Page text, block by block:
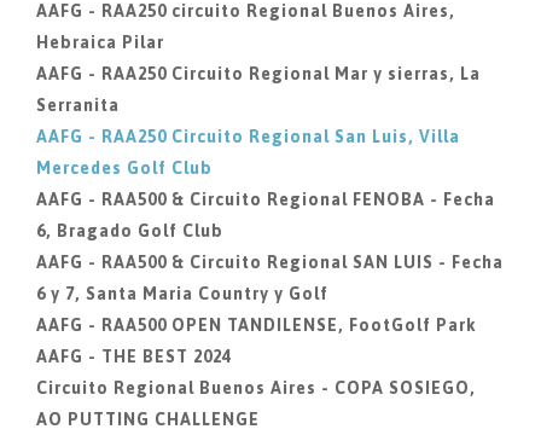
AAFG - RAA250 circuito Regional Buenos Aires,
Hebraica Pilar
AAFG - RAA250 Circuito Regional Mar y sierras, La
Serranita
AAFG - RAA250 Circuito Regional San Luis, Villa
Mercedes Golf Club
AAFG - RAA500 & Circuito Regional FENOBA - Fecha
6, Bragado Golf Club
AAFG - RAA500 & Circuito Regional SAN LUIS - Fecha
6 y 7, Santa Maria Country y Golf
AAFG - RAA500 OPEN TANDILENSE, FootGolf Park
AAFG - THE BEST 2024
Circuito Regional Buenos Aires - COPA SOSIEGO,
AO PUTTING CHALLENGE